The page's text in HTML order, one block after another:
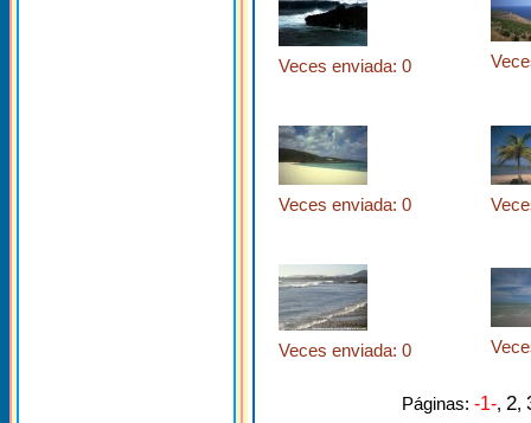
Veces enviada: 0
Veces enviada: 0
Veces enviada: 0
Páginas: -1-, 2,